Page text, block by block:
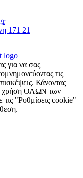
171 21
για να σας
τις
Κάνοντας
χρήση ΟΛΩΝ των
τις "Ρυθμίσεις cookie"